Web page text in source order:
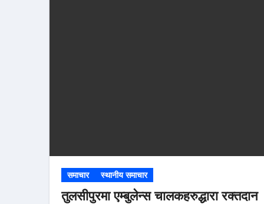
समाचार स्थानीय समाचार
तुलसीपुरमा एम्बुलेन्स चालकहरुद्धारा रक्तदान